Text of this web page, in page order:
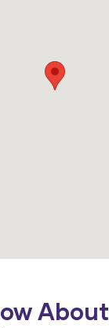
About